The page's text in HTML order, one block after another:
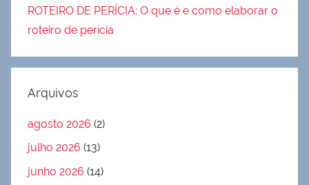
ROTEIRO DE PERÍCIA: O que é e como elaborar o
roteiro de perícia
Arquivos
agosto 2026 (2)
julho 2026 (13)
junho 2026 (14)